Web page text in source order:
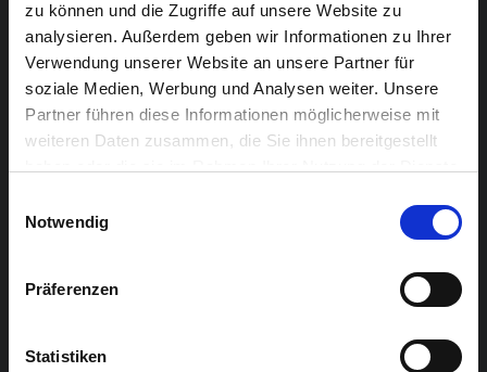
zu können und die Zugriffe auf unsere Website zu
analysieren. Außerdem geben wir Informationen zu Ihrer
Verwendung unserer Website an unsere Partner für
soziale Medien, Werbung und Analysen weiter. Unsere
Partner führen diese Informationen möglicherweise mit
weiteren Daten zusammen, die Sie ihnen bereitgestellt
Notwendig
Präferenzen
Statistiken
Die Werke der Sonderausstellung regionaler Künstler
sind in der Bergkapelle ausgestellt.
Zur Ausstellung wurde ein umfangreicher, lesenswerter
und hilfreicher Ausstellungsführer zusammengestellt.
Er ist zugleich Textbuch, Werkkatalog und
Ausstellungsführer – mit Karte
und Beschreibung der Ausstellungsorte. Auch die
verschiedenen Veranstaltungen des
Er kann zum Preis von 5 EUR an verschiedenen
Ephata, GrenzEcho Geschäftsstelle, Jugendherberge